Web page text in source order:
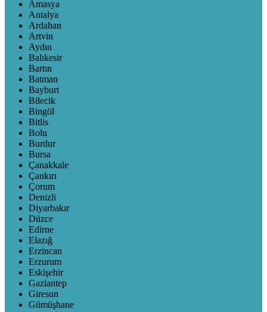
Amasya
Antalya
Ardahan
Artvin
Aydın
Balıkesir
Bartın
Batman
Bayburt
Bilecik
Bingöl
Bitlis
Bolu
Burdur
Bursa
Çanakkale
Çankırı
Çorum
Denizli
Diyarbakır
Düzce
Edirne
Elazığ
Erzincan
Erzurum
Eskişehir
Gaziantep
Giresun
Gümüşhane